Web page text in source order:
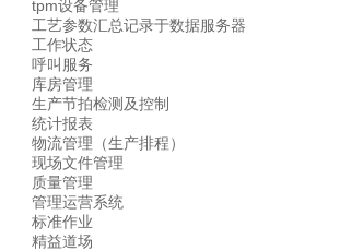
tpm设备管理
工艺参数汇总记录于数据服务器
工作状态
呼叫服务
库房管理
生产节拍检测及控制
统计报表
物流管理（生产排程）
现场文件管理
质量管理
管理运营系统
标准作业
精益道场